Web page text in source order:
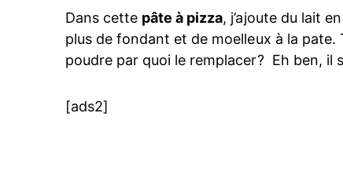
Dans cette pâte à pizza, j’ajoute du lait
plus de fondant et de moelleux à la pate.
poudre par quoi le remplacer? Eh ben, il
[ads2]